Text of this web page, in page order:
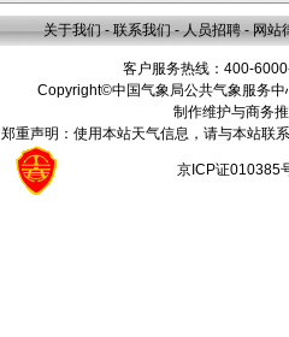
关于我们 - 联系我们 - 人员招聘 - 网站
客户服务热线：400-
Copyright©中国气象局公共气象服务
制作维护与商务
郑重声明：使用本站天气信息，请与本站联
京ICP证010385